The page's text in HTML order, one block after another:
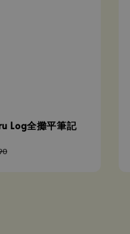
Log全攤平筆記